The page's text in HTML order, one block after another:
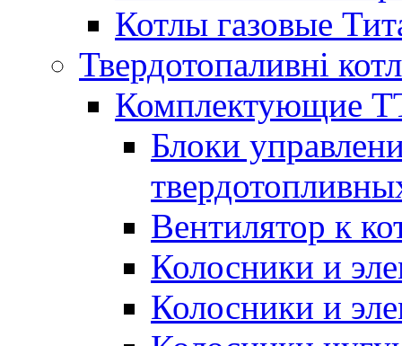
Котлы газовые
Твердотопаливні
Комплектующие
Блоки
Вентилятор к
Колосники и
Колосники и